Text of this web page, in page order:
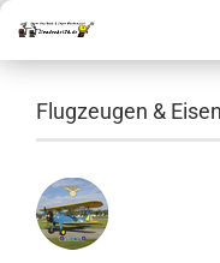
Flugzeugen &